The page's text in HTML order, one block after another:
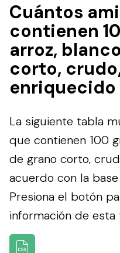
Cuántos
contienen
arroz,
corto,
enriquecido
La siguiente tabla
que contienen 100
de grano corto,
acuerdo con la
Presiona el botón
información de esta